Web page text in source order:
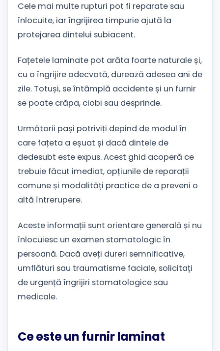
Cele mai multe rupturi pot fi reparate sau
înlocuite, iar îngrijirea timpurie ajută la
protejarea dintelui subiacent.
Fațetele laminate pot arăta foarte naturale și,
cu o îngrijire adecvată, durează adesea ani de
zile. Totuși, se întâmplă accidente și un furnir
se poate crăpa, ciobi sau desprinde.
Următorii pași potriviți depind de modul în
care fațeta a eșuat și dacă dintele de
dedesubt este expus. Acest ghid acoperă ce
trebuie făcut imediat, opțiunile de reparații
comune și modalități practice de a preveni o
altă întrerupere.
Aceste informații sunt orientare generală și nu
înlocuiesc un examen stomatologic în
persoană. Dacă aveți dureri semnificative,
umflături sau traumatisme faciale, solicitați
de urgență îngrijiri stomatologice sau
medicale.
Ce este un furnir laminat